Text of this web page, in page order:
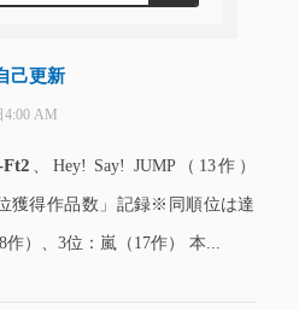
己更新
4:00 AM
、Hey! Say! JUMP（13作）
獲得作品数」記録※同順位は達
作）、3位：嵐（17作） 本...